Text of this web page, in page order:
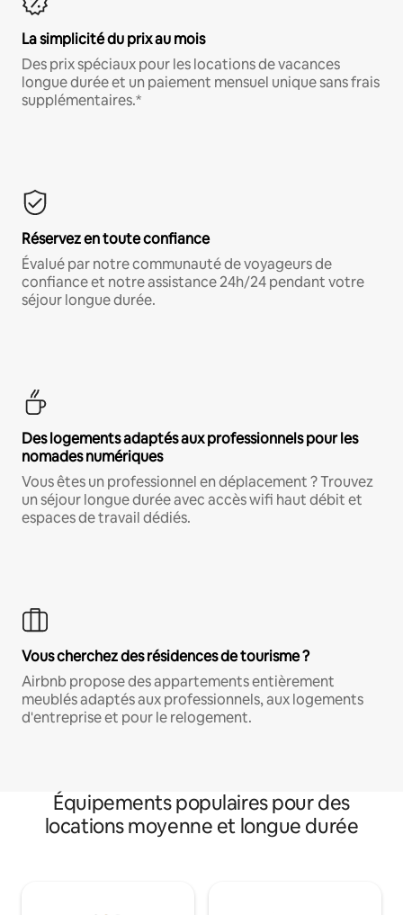
La simplicité du prix au mois
Des prix spéciaux pour les locations de vacances
longue durée et un paiement mensuel unique sans frais
supplémentaires.*
Réservez en toute confiance
Évalué par notre communauté de voyageurs de
confiance et notre assistance 24h/24 pendant votre
séjour longue durée.
Des logements adaptés aux professionnels pour les
nomades numériques
Vous êtes un professionnel en déplacement ? Trouvez
un séjour longue durée avec accès wifi haut débit et
espaces de travail dédiés.
Vous cherchez des résidences de tourisme ?
Airbnb propose des appartements entièrement
meublés adaptés aux professionnels, aux logements
d'entreprise et pour le relogement.
Équipements populaires pour des
locations moyenne et longue durée